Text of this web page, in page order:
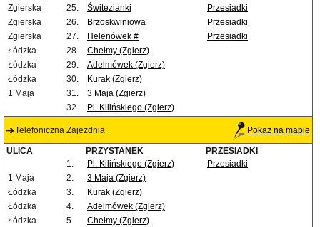
Zgierska
25. Świtezianki
Przesiadki
Zgierska
26. Brzoskwiniowa
Przesiadki
Zgierska
27. Helenówek #
Przesiadki
Łódzka
28.
Chełmy (Zgierz)
Łódzka
29.
Adelmówek (Zgierz)
Łódzka
30.
Kurak (Zgierz)
1 Maja
31.
3 Maja (Zgierz)
32.
Pl. Kilińskiego (Zgierz)
Telefoniczna Zajezdnia Pokaż na mapie
ULICA PRZYSTANEK
PRZESIADKI
1.
Pl. Kilińskiego (Zgierz)
Przesiadki
1 Maja
2.
3 Maja (Zgierz)
Łódzka
3.
Kurak (Zgierz)
Łódzka
4.
Adelmówek (Zgierz)
Łódzka
5.
Chełmy (Zgierz)